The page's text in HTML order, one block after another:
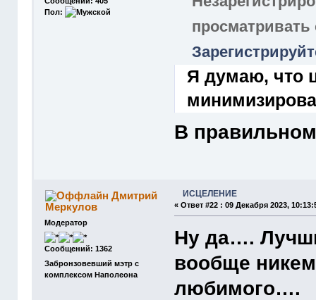
Пол:
Я думаю, что
В
Дмитрий
Меркулов
Модератор
Сообщений: 1362
Забронзовевший мэтр с
комплексом Наполеона
ИСЦЕЛЕНИЕ
«Ответ #22 : 09 Декабря 2023,
Ну да….
вообще
любимого….